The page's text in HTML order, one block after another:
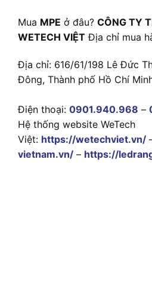
Mua MPE ở đâu? CÔNG TY
WETECH VIỆT Địa chỉ mua
Địa chỉ: 616/61/198 Lê Đức
Đông, Thành phố Hồ Chí
Điện thoại: 0901.940.968 –
Hệ thống website WeTech
Việt: https://wetechviet.vn/
vietnam.vn/ – https://